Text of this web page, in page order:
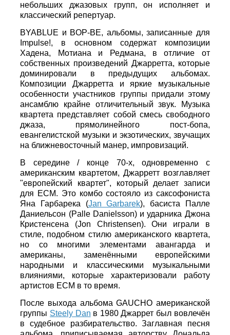
небольших джазовых групп, он исполняет и
классический репертуар.
BYABLUE и BOP-BE, альбомы, записанные для
Impulse!, в основном содержат композиции
Хадена, Мотиана и Редмана, в отличие от
собственных произведений Джарретта, которые
доминировали в предыдущих альбомах.
Композиции Джарретта и яркие музыкальные
особенности участников группы придали этому
ансамблю крайне отличительный звук. Музыка
квартета представляет собой смесь свободного
джаза, прямолинейного пост-бопа,
евангелистской музыки и экзотических, звучащих
на ближневосточный манер, импровизаций.
В середине / конце 70-х, одновременно с
американским квартетом, Джарретт возглавляет
"европейский квартет", который делает записи
для ECM. Это комбо состояло из саксофониста
Яна Гарбарека (Jan Garbarek), басиста Палле
Даниельсон (Palle Danielsson) и ударника Джона
Кристенсена (Jon Christensen). Они играли в
стиле, подобном стилю американского квартета,
но со многими элементами авангарда и
американы, заменёнными европейскими
народными и классическими музыкальными
влияниями, которые характеризовали работу
артистов ECM в то время.
После выхода альбома GAUCHO американской
группы Steely Dan в 1980 Джаррет был вовлечён
в судебное разбирательство. Заглавная песня